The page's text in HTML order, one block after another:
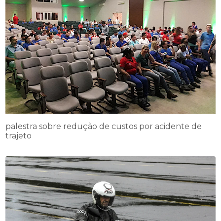
palestra sobre redução de custos por acidente de
trajeto